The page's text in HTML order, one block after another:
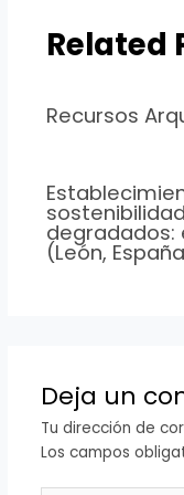
Related
Recursos
degradados:
(León,
Deja un
Tu dirección de
Los campos